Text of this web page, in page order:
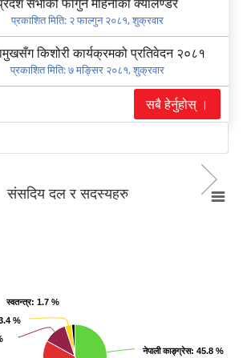
प्रकाशित मिति: २ फाल्गुन २०८१, शुक्रवार
किशोरी कार्यक्रमको प्रतिवेदन २०८१
प्रकाशित मिति:७ मङ्सिर २०८१, शुक्रवार
सबै हेर्नुहोस् ।
Next
संसदिय दल र सदस्यहरु
नेपाली काङ्ग्रेस: 45.8 %
नेपाली काङ्ग्रेस: 45.8 %
%
%
स्वतन्त्र: 1.7 %
स्वतन्त्र: 1.7 %